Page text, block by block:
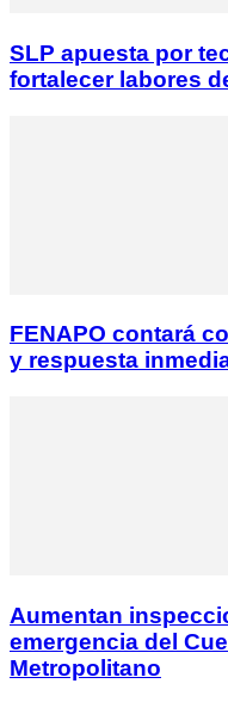
SLP apuesta por
fortalecer labores
FENAPO contará
y respuesta
Aumentan
emergencia del
Metropolitano